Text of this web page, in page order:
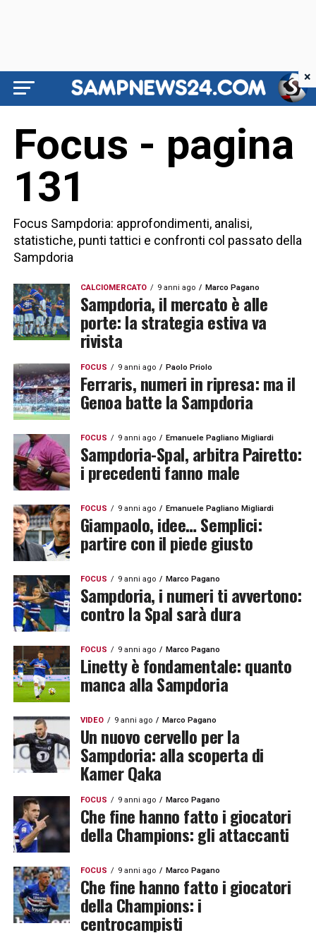
Focus - pagina
131
Focus Sampdoria: approfondimenti, analisi,
statistiche, punti tattici e confronti col passato della
Sampdoria
CALCIOMERCATO 9 anni ago Marco Pagano
Sampdoria, il mercato è alle
porte: la strategia estiva va
rivista
FOCUS 9 anni ago Paolo Priolo
Ferraris, numeri in ripresa: ma il
Genoa batte la Sampdoria
FOCUS 9 anni ago Emanuele Pagliano Migliardi
Sampdoria-Spal, arbitra Pairetto:
i precedenti fanno male
FOCUS 9 anni ago Emanuele Pagliano Migliardi
Giampaolo, idee… Semplici:
partire con il piede giusto
FOCUS 9 anni ago Marco Pagano
Sampdoria, i numeri ti avvertono:
contro la Spal sarà dura
FOCUS 9 anni ago Marco Pagano
Linetty è fondamentale: quanto
manca alla Sampdoria
VIDEO 9 anni ago Marco Pagano
Un nuovo cervello per la
Sampdoria: alla scoperta di
Kamer Qaka
FOCUS 9 anni ago Marco Pagano
Che fine hanno fatto i giocatori
della Champions: gli attaccanti
FOCUS 9 anni ago Marco Pagano
Che fine hanno fatto i giocatori
della Champions: i
centrocampisti
×